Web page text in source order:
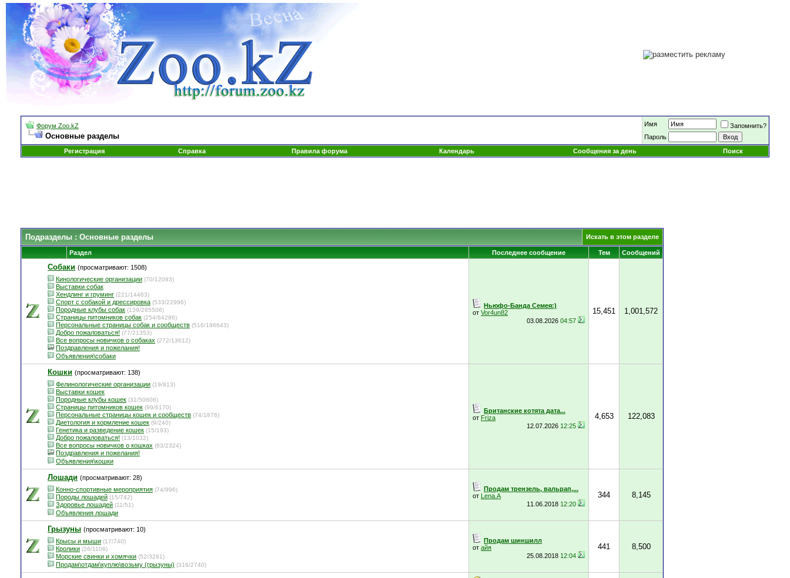
Форум Zoo.kZ
Основные разделы
Имя
Запомнить?
Пароль
Регистрация
Справка Правила форума Календарь Сообщения за день Поиск
Подразделы : Основные разделы Искать в этом разделе
Раздел Последнее сообщение Тем Сообщений
Собаки (просматривают: 1508)
Кинологические организации (70/12093)
Выставки собак
Хендлинг и груминг (221/14463)
Спорт с собакой и дрессировка (533/22996)
Породные клубы собак (139/285506)
Страницы питомников собак (254/84286)
Персональные страницы собак и сообществ (516/196643)
Добро пожаловаться! (77/21353)
Все вопросы новичков о собаках (272/13612)
Поздравления и пожелания!
Объявления\собаки
Ньюфо-Банда Семея:)
от Vor4un82
03.08.2026 04:57
15,451 1,001,572
Кошки (просматривают: 138)
Фелинологические организации (19/813)
Выставки кошек
Породные клубы кошек (31/50606)
Страницы питомников кошек (99/6170)
Персональные страницы кошек и сообществ (74/1876)
Диетология и кормление кошек (9/240)
Генетика и разведение кошек (15/193)
Добро пожаловаться! (13/1032)
Все вопросы новичков о кошках (83/2324)
Поздравления и пожелания!
Объявления\кошки
Британские котята дата...
от Friza
12.07.2026 12:25
4,653 122,083
Лошади (просматривают: 28)
Конно-спортивные мероприятия (74/996)
Породы лошадей (15/742)
Здоровье лошадей (11/51)
Объявления лошади
Продам трензель, вальрап,...
от Lena.A
11.06.2018 12:20
344 8,145
Грызуны (просматривают: 10)
Крысы и мыши (17/740)
Кролики (26/1106)
Морские свинки и хомячки (52/3291)
Продам\отдам\куплю\возьму (грызуны) (316/2740)
Продам шиншилл
от айя
25.08.2018 12:04
441 8,500